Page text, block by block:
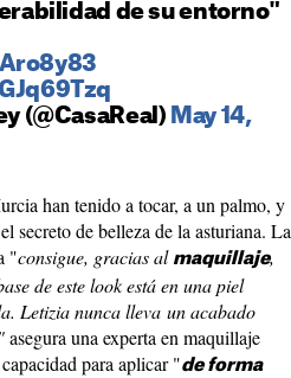
de su entorno"
(@CasaReal) May 14,
han tenido a tocar, a un palmo, y
secreto de belleza de la asturiana. La
"consigue, gracias al maquillaje,
de este look está en una piel
Letizia nunca lleva un acabado
asegura una experta en maquillaje
para aplicar "de forma